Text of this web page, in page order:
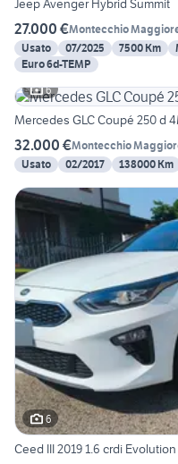
Jeep Avenger Hybrid Summit
27.000 €Montecchio
Usato
07/2025 7500 Km
Euro 6d-TEMP
6
Mercedes GLC Coupé 250 d
32.000 €Montecchio
Usato
02/2017 138000 Km
6
Ceed III 2019 1.6 crdi